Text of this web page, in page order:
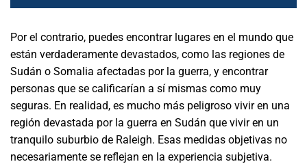
Por el contrario, puedes encontrar lugares en el mundo que
están verdaderamente devastados, como las regiones de
Sudán o Somalia afectadas por la guerra, y encontrar
personas que se calificarían a sí mismas como muy
seguras. En realidad, es mucho más peligroso vivir en una
región devastada por la guerra en Sudán que vivir en un
tranquilo suburbio de Raleigh. Esas medidas objetivas no
necesariamente se reflejan en la experiencia subjetiva.